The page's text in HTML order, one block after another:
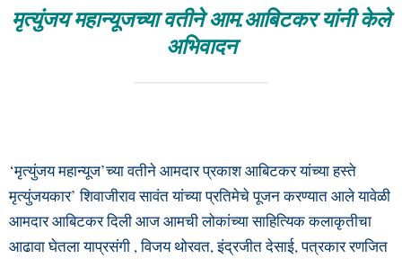
मृत्युंजय महान्यूजच्या वतीने आम.आबिटकर यांनी केले
अभिवादन
‘मृत्युंजय महान्यूज’च्या वतीने आमदार प्रकाश आबिटकर यांच्या हस्ते
मृत्युंजयकार’ शिवाजीराव सावंत यांच्या प्रतिमेचे पूजन करण्यात आले यावेळी
आमदार आबिटकर दिली आज आमची लोकांच्या साहित्यिक कलाकृतीचा
आढावा घेतला याप्रसंगी , विजय थोरवत, इंद्रजीत देसाई, पत्रकार रणजित